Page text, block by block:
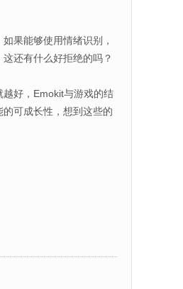
果能够使用情绪识别，
还有什么好拒绝的吗？
好，Emokit与游戏的结
可成长性，想到这些的